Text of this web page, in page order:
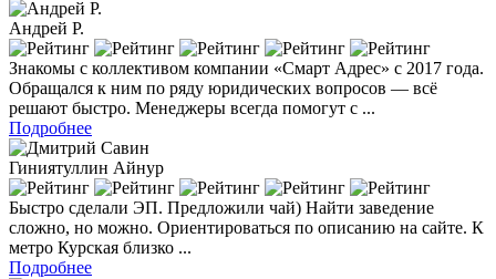
Андрей Р.
Знакомы с коллективом компании «Смарт Адрес» с 2017 года.
Обращался к ним по ряду юридических вопросов — всё
решают быстро. Менеджеры всегда помогут с ...
Подробнее
Гиниятуллин Айнур
Быстро сделали ЭП. Предложили чай) Найти заведение
сложно, но можно. Ориентироваться по описанию на сайте. К
метро Курская близко ...
Подробнее